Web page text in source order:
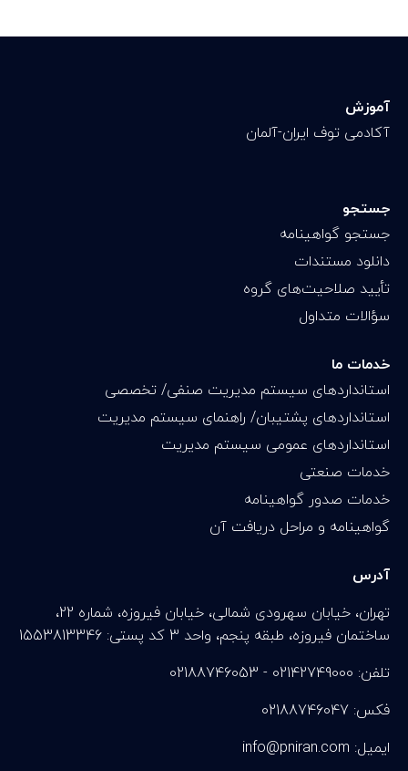
آموزش
آکادمی توف ایران-آلمان
جستجو
جستجو گواهینامه
دانلود مستندات
تأیید صلاحیت‌های گروه
سؤالات متداول
خدمات ما
استانداردهای سیستم مدیریت صنفی/ تخصصی
استانداردهای پشتیبان/ راهنمای سیستم مدیریت
استانداردهای عمومی سیستم مدیریت
خدمات صنعتی
خدمات صدور گواهینامه
گواهینامه و مراحل دریافت آن
آدرس
تهران، خیابان سهرودی شمالی، خیابان فیروزه، شماره 22،
ساختمان فیروزه، طبقه پنجم، واحد 3 کد پستی: 1553813346
تلفن: 02142749000 - 02188746053
فکس: 02188746047
info@pniran.com :ایمیل